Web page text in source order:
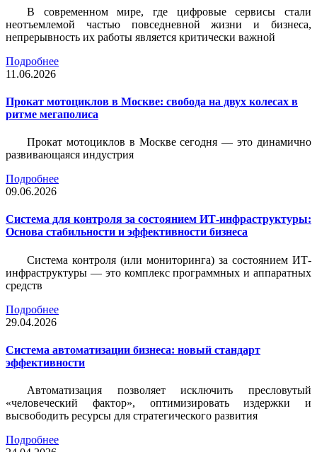
В современном мире, где цифровые сервисы стали
неотъемлемой частью повседневной жизни и бизнеса,
непрерывность их работы является критически важной
Подробнее
11.06.2026
Прокат мотоциклов в Москве: свобода на двух колесах в
ритме мегаполиса
Прокат мотоциклов в Москве сегодня — это динамично
развивающаяся индустрия
Подробнее
09.06.2026
Система для контроля за состоянием ИТ-инфраструктуры:
Основа стабильности и эффективности бизнеса
Система контроля (или мониторинга) за состоянием ИТ-
инфраструктуры — это комплекс программных и аппаратных
средств
Подробнее
29.04.2026
Система автоматизации бизнеса: новый стандарт
эффективности
Автоматизация позволяет исключить пресловутый
«человеческий фактор», оптимизировать издержки и
высвободить ресурсы для стратегического развития
Подробнее